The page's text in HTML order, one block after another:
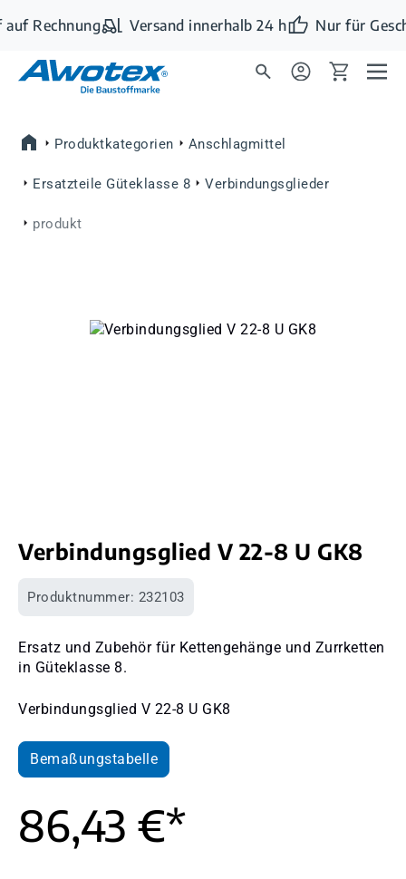
Zum Hauptinhalt springen
Rechnung Versand innerhalb 24 h Nur für
Produktkategorien Anschlagmittel
Ersatzteile Güteklasse 8 Verbindungsglieder
produkt
Bildergalerie überspringen
Verbindungsglied V 22-8 U GK8
Produktnummer: 232103
Ersatz und Zubehör für Kettengehänge und Zurrketten
in Güteklasse 8.
Verbindungsglied V 22-8 U GK8
Bemaßungstabelle
86,43 €*